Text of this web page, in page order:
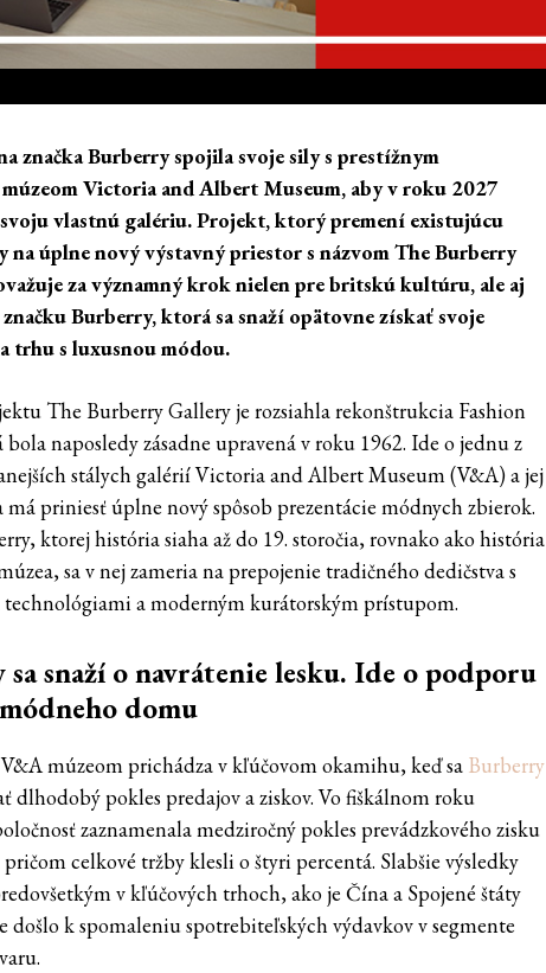
značka Burberry spojila svoje sily s prestížnym
Victoria and Albert Museum, aby v roku 2027
vlastnú galériu. Projekt, ktorý premení existujúcu
na úplne nový výstavný priestor s názvom The Burberry
za významný krok nielen pre britskú kultúru, ale aj
Burberry, ktorá sa snaží opätovne získať svoje
trhu s luxusnou módou.
The Burberry Gallery je rozsiahla rekonštrukcia Fashion
naposledy zásadne upravená v roku 1962. Ide o jednu z
stálych galérií Victoria and Albert Museum (V&A) a jej
má priniesť úplne nový spôsob prezentácie módnych zbierok.
ktorej história siaha až do 19. storočia, rovnako ako história
sa v nej zameria na prepojenie tradičného dedičstva s
a moderným kurátorským prístupom.
snaží o navrátenie lesku. Ide o podporu
domu
múzeom prichádza v kľúčovom okamihu, keď sa Burberry
dlhodobý pokles predajov a ziskov. Vo fiškálnom roku
zaznamenala medziročný pokles prevádzkového zisku
celkové tržby klesli o štyri percentá. Slabšie výsledky
v kľúčových trhoch, ako je Čína a Spojené štáty
došlo k spomaleniu spotrebiteľských výdavkov v segmente